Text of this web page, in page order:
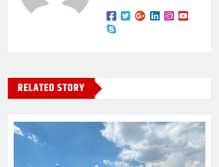
RELATED STORY